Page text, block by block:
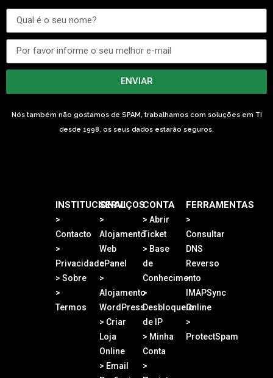
ENVIAR
Nós também não gostamos de SPAM, trabalhamos com soluções em TI
desde 1998, os seus dados estarão seguros.
INSTITUCIONAL
>
Contacto
>
Privacidade
> Sobre
>
Termos
SERVIÇOS
>
Alojamento
Web
cPanel
>
Alojamento
WordPress
> Criar
Loja
Online
> Email
CONTA
> Abrir
Ticket
> Base
de
Conhecimento
>
Desbloqueio
de IP
> Minha
Conta
>
FERRAMENTAS
>
Consultar
DNS
Reverso
>
IMAPSync
Online
>
ProtectSpam